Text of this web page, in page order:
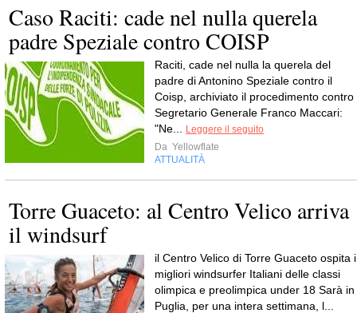
Caso Raciti: cade nel nulla querela
padre Speziale contro COISP
Raciti, cade nel nulla la querela del
padre di Antonino Speziale contro il
Coisp, archiviato il procedimento contro
Segretario Generale Franco Maccari:
"Ne...
Leggere il seguito
Da Yellowflate
ATTUALITÀ
Torre Guaceto: al Centro Velico arriva
il windsurf
il Centro Velico di Torre Guaceto ospita i
migliori windsurfer Italiani delle classi
olimpica e preolimpica under 18 Sarà in
Puglia, per una intera settimana, l...